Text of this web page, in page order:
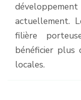
actuellement.
filière
bénéficier plus
locales.